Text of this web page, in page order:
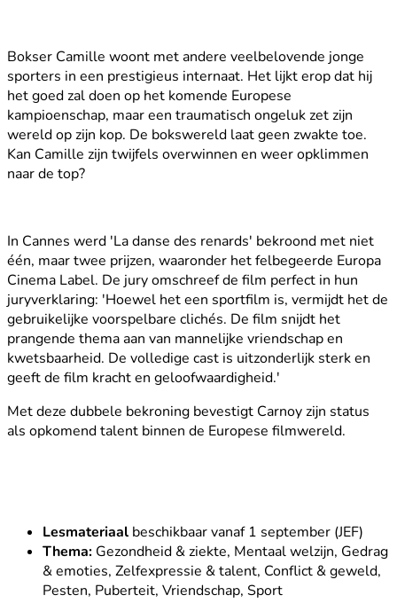
Bokser Camille woont met andere veelbelovende jonge
sporters in een prestigieus internaat. Het lijkt erop dat hij
het goed zal doen op het komende Europese
kampioenschap, maar een traumatisch ongeluk zet zijn
wereld op zijn kop. De bokswereld laat geen zwakte toe.
Kan Camille zijn twijfels overwinnen en weer opklimmen
naar de top?
In Cannes werd 'La danse des renards' bekroond met niet
één, maar twee prijzen, waaronder het felbegeerde Europa
Cinema Label. De jury omschreef de film perfect in hun
juryverklaring: 'Hoewel het een sportfilm is, vermijdt het de
gebruikelijke voorspelbare clichés. De film snijdt het
prangende thema aan van mannelijke vriendschap en
kwetsbaarheid. De volledige cast is uitzonderlijk sterk en
geeft de film kracht en geloofwaardigheid.'
Met deze dubbele bekroning bevestigt Carnoy zijn status
als opkomend talent binnen de Europese filmwereld.
Lesmateriaal beschikbaar vanaf 1 september (JEF)
Thema: Gezondheid & ziekte, Mentaal welzijn, Gedrag
& emoties, Zelfexpressie & talent, Conflict & geweld,
Pesten, Puberteit, Vriendschap, Sport